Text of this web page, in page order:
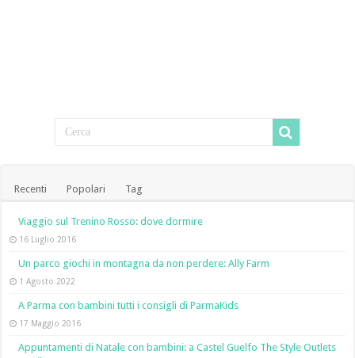
Recenti Popolari Tag
Viaggio sul Trenino Rosso: dove dormire
16 Luglio 2016
Un parco giochi in montagna da non perdere: Ally Farm
1 Agosto 2022
A Parma con bambini tutti i consigli di ParmaKids
17 Maggio 2016
Appuntamenti di Natale con bambini: a Castel Guelfo The Style Outlets